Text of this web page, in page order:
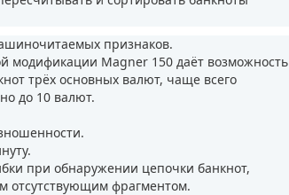
признаков.
модификации Magner 150 даёт возможность
трёх основных валют, чаще всего
до 10 валют.
при обнаружении цепочки банкнот,
отсутствующим фрагментом.